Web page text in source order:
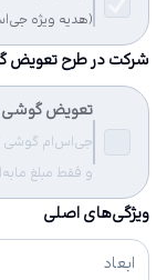
(هدیه ویژه
شرکت در طرح تعویض
تعویض گوشی
جی‌اس‌ام گوشی
و فقط مبلغ
ویژگی‌های اصلی
ابعاد